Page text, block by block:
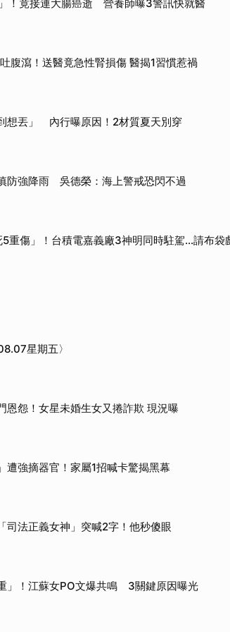
！竟接連大腸癌逝 營養師曝3警訊快就醫
腹瀉！送醫竟急性腎損傷 醫揭1習慣惹禍
想丟」 內行曝原因！2材質夏天別穿
防強降雨 吳德榮：海上警戒恐閃不過
重傷」！台積電嘉義廠3神明同時駐駕...請布袋
星期五〉
恩怨！女星未婚生女又捲詐欺 現況曝
遭強摘器官！家屬1招喊卡驚揭黑幕
司法正義女神」突喊2字！他秒傻眼
」！江蘇女PO文爆共鳴 3關鍵原因曝光